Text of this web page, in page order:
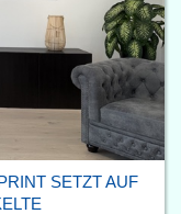
SETZT AUF